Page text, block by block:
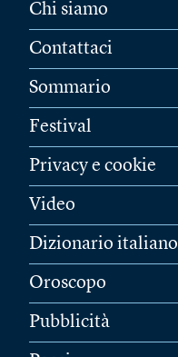
Chi siamo
Contattaci
Sommario
Festival
Privacy e cookie
Video
Dizionario italiano
Oroscopo
Pubblicità